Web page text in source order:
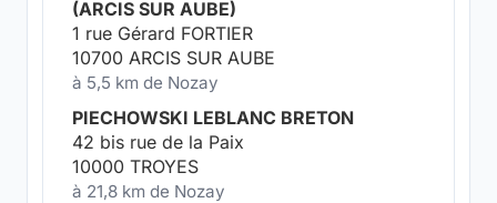
(ARCIS SUR AUBE)
1 rue Gérard FORTIER
10700 ARCIS SUR AUBE
à 5,5 km de Nozay
PIECHOWSKI LEBLANC BRETON
42 bis rue de la Paix
10000 TROYES
à 21,8 km de Nozay